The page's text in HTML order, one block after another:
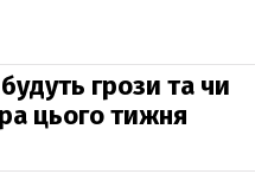
грози та чи
цього тижня